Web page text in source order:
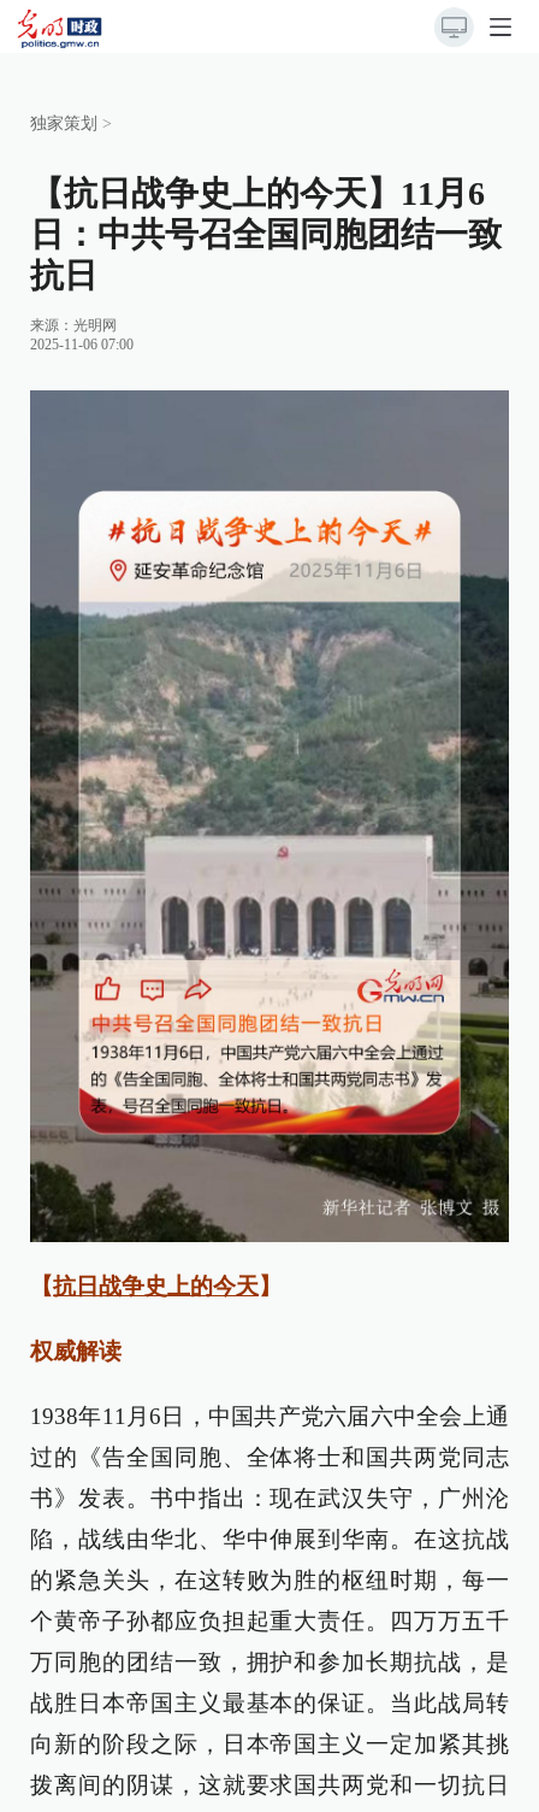
独家策划 >
【抗日战争史上的今天】11月6
日：中共号召全国同胞团结一致
抗日
来源： 光明网
2025-11-06 07:00
【抗日战争史上的今天】
权威解读
1938年11月6日，中国共产党六届六中全会上通
过的《告全国同胞、全体将士和国共两党同志
书》发表。书中指出：现在武汉失守，广州沦
陷，战线由华北、华中伸展到华南。在这抗战
的紧急关头，在这转败为胜的枢纽时期，每一
个黄帝子孙都应负担起重大责任。四万万五千
万同胞的团结一致，拥护和参加长期抗战，是
战胜日本帝国主义最基本的保证。当此战局转
向新的阶段之际，日本帝国主义一定加紧其挑
拨离间的阴谋，这就要求国共两党和一切抗日